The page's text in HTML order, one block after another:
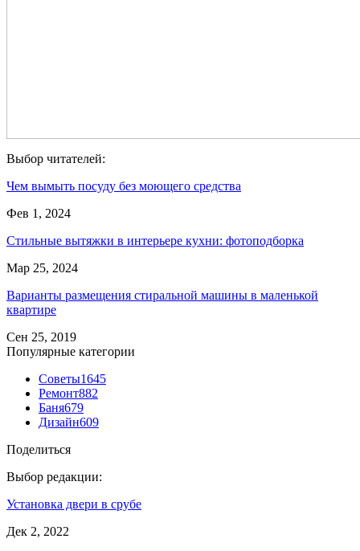
Выбор читателей:
Чем вымыть посуду без моющего средства
Фев 1, 2024
Стильные вытяжки в интерьере кухни: фотоподборка
Мар 25, 2024
Варианты размещения стиральной машины в маленькой
квартире
Сен 25, 2019
Популярные категории
Советы1645
Ремонт882
Баня679
Дизайн609
Поделиться
Выбор редакции:
Установка двери в срубе
Дек 2, 2022